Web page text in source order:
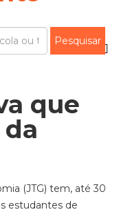
que
(JTG) tem, até 30
estudantes de